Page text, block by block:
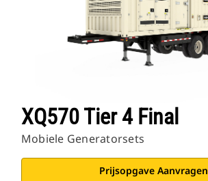
XQ570 Tier 4 Final
Mobiele Generatorsets
Prijsopgave Aanvragen